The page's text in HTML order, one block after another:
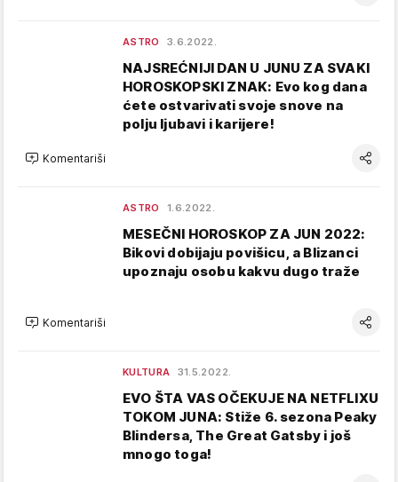
ASTRO 3.6.2022.
NAJSREĆNIJI DAN U JUNU ZA SVAKI
HOROSKOPSKI ZNAK: Evo kog dana
ćete ostvarivati svoje snove na
polju ljubavi i karijere!
Komentariši
ASTRO 1.6.2022.
MESEČNI HOROSKOP ZA JUN 2022:
Bikovi dobijaju povišicu, a Blizanci
upoznaju osobu kakvu dugo traže
Komentariši
KULTURA 31.5.2022.
EVO ŠTA VAS OČEKUJE NA NETFLIXU
TOKOM JUNA: Stiže 6. sezona Peaky
Blindersa, The Great Gatsby i još
mnogo toga!